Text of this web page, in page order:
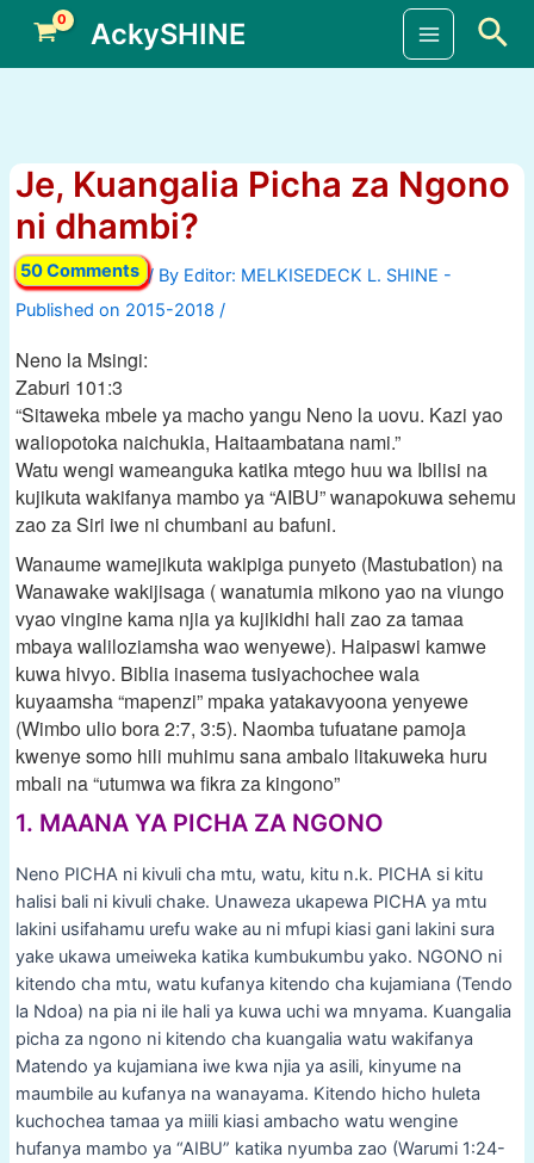
content
AckySHINE
Main
Je, Kuangalia Picha za Ngono
ni dhambi?
50 Comments / By
/
Neno la Msingi:
Zaburi 101:3
“Sitaweka mbele ya macho yangu Neno la uovu. Kazi yao
waliopotoka naichukia, Haitaambatana nami.”
Watu wengi wameanguka katika mtego huu wa Ibilisi na
kujikuta wakifanya mambo ya “AIBU” wanapokuwa sehemu
zao za Siri iwe ni chumbani au bafuni.
Wanaume wamejikuta wakipiga punyeto (Mastubation) na
Wanawake wakijisaga ( wanatumia mikono yao na viungo
vyao vingine kama njia ya kujikidhi hali zao za tamaa
mbaya waliloziamsha wao wenyewe). Haipaswi kamwe
kuwa hivyo. Biblia inasema tusiyachochee wala
kuyaamsha “mapenzi” mpaka yatakavyoona yenyewe
(Wimbo ulio bora 2:7, 3:5). Naomba tufuatane pamoja
kwenye somo hili muhimu sana ambalo litakuweka huru
mbali na “utumwa wa fikra za kingono”
1. MAANA YA PICHA ZA NGONO
Neno PICHA ni kivuli cha mtu, watu, kitu n.k. PICHA si kitu
halisi bali ni kivuli chake. Unaweza ukapewa PICHA ya mtu
lakini usifahamu urefu wake au ni mfupi kiasi gani lakini sura
yake ukawa umeiweka katika kumbukumbu yako. NGONO ni
kitendo cha mtu, watu kufanya kitendo cha kujamiana (Tendo
la Ndoa) na pia ni ile hali ya kuwa uchi wa mnyama. Kuangalia
picha za ngono ni kitendo cha kuangalia watu wakifanya
Matendo ya kujamiana iwe kwa njia ya asili, kinyume na
maumbile au kufanya na wanayama. Kitendo hicho huleta
kuchochea tamaa ya miili kiasi ambacho watu wengine
hufanya mambo ya “AIBU” katika nyumba zao (Warumi 1:24-